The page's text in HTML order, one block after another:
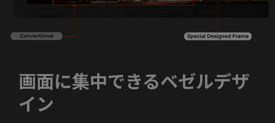
画面に集中できるベゼルデザ
イン